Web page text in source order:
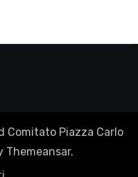
Comitato Piazza Carlo
Themeansar.